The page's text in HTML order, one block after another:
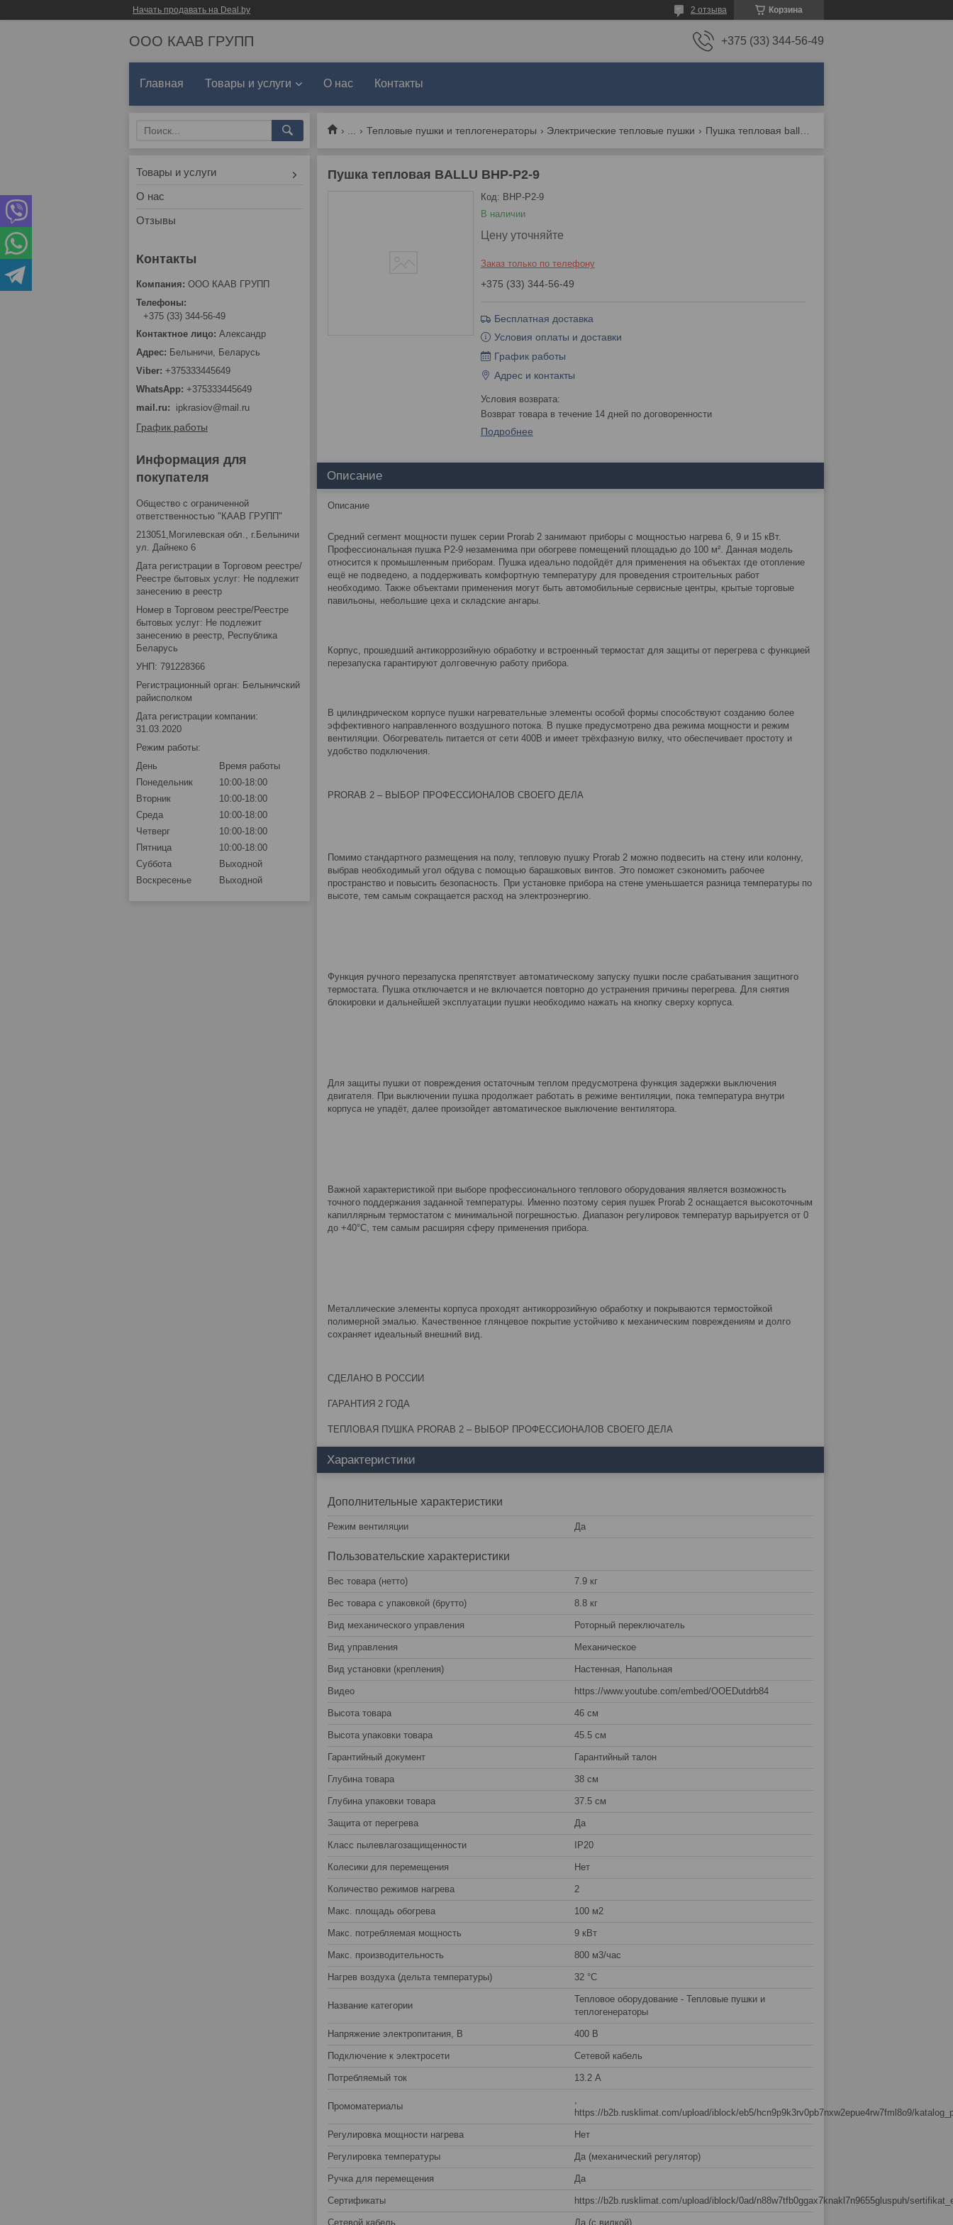
Начать продавать на Deal.by Корзина
2 отзыва
ООО КААВ ГРУПП +375 (33) 344-56-49
Главная Товары и услуги О нас Контакты
Тепловые пушки и теплогенераторы Электрические тепловые пушки
Пушка тепловая BALLU BHP-P2-9
В наличии
Код: BHP-P2-9
Цену уточняйте
Заказ только по телефону
+375 (33) 344-56-49
Бесплатная доставка
Условия оплаты и доставки
График работы
Адрес и контакты
возврат товара в течение 14 дней по договоренности
Подробнее
Описание
Описание
Средний сегмент мощности пушек серии Prorab 2 занимают приборы с мощностью нагрева 6, 9 и 15 кВт.
Профессиональная пушка P2-9 незаменима при обогреве помещений площадью до 100 м². Данная модель
относится к промышленным приборам. Пушка идеально подойдёт для применения на объектах где отопление
ещё не подведено, а поддерживать комфортную температуру для проведения строительных работ
необходимо. Также объектами применения могут быть автомобильные сервисные центры, крытые торговые
павильоны, небольшие цеха и складские ангары.
Корпус, прошедший антикоррозийную обработку и встроенный термостат для защиты от перегрева с функцией
перезапуска гарантируют долговечную работу прибора.
В цилиндрическом корпусе пушки нагревательные элементы особой формы способствуют созданию более
эффективного направленного воздушного потока. В пушке предусмотрено два режима мощности и режим
вентиляции. Обогреватель питается от сети 400В и имеет трёхфазную вилку, что обеспечивает простоту и
удобство подключения.
PRORAB 2 – ВЫБОР ПРОФЕССИОНАЛОВ СВОЕГО ДЕЛА
Помимо стандартного размещения на полу, тепловую пушку Prorab 2 можно подвесить на стену или колонну,
выбрав необходимый угол обдува с помощью барашковых винтов. Это поможет сэкономить рабочее
пространство и повысить безопасность. При установке прибора на стене уменьшается разница температуры по
высоте, тем самым сокращается расход на электроэнергию.
Функция ручного перезапуска препятствует автоматическому запуску пушки после срабатывания защитного
термостата. Пушка отключается и не включается повторно до устранения причины перегрева. Для снятия
блокировки и дальнейшей эксплуатации пушки необходимо нажать на кнопку сверху корпуса.
Для защиты пушки от повреждения остаточным теплом предусмотрена функция задержки выключения
двигателя. При выключении пушка продолжает работать в режиме вентиляции, пока температура внутри
корпуса не упадёт, далее произойдет автоматическое выключение вентилятора.
Важной характеристикой при выборе профессионального теплового оборудования является возможность
точного поддержания заданной температуры. Именно поэтому серия пушек Prorab 2 оснащается высокоточным
капиллярным термостатом с минимальной погрешностью. Диапазон регулировок температур варьируется от 0
до +40°C, тем самым расширяя сферу применения прибора.
Металлические элементы корпуса проходят антикоррозийную обработку и покрываются термостойкой
полимерной эмалью. Качественное глянцевое покрытие устойчиво к механическим повреждениям и долго
сохраняет идеальный внешний вид.
СДЕЛАНО В РОССИИ
ГАРАНТИЯ 2 ГОДА
ТЕПЛОВАЯ ПУШКА PRORAB 2 – ВЫБОР ПРОФЕССИОНАЛОВ СВОЕГО ДЕЛА
Характеристики
Дополнительные характеристики
Режим вентиляции Да
Пользовательские характеристики
Вес товара (нетто) 7.9 кг
Вес товара с упаковкой (брутто) 8.8 кг
Вид механического управления Роторный переключатель
Вид управления Механическое
Вид установки (крепления) Настенная, Напольная
Видео https://www.youtube.com/embed/OOEDutdrb84
Высота товара 46 см
Высота упаковки товара 45.5 см
Гарантийный документ Гарантийный талон
Глубина товара 38 см
Глубина упаковки товара 37.5 см
Защита от перегрева Да
Класс пылевлагозащищенности IP20
Колесики для перемещения Нет
Количество режимов нагрева 2
Макс. площадь обогрева 100 м2
Макс. потребляемая мощность 9 кВт
Макс. производительность 800 м3/час
Нагрев воздуха (дельта температуры) 32 °С
Название категории
Тепловое оборудование - Тепловые пушки и
теплогенераторы
Напряжение электропитания, В 400 В
Подключение к электросети Сетевой кабель
Потребляемый ток 13.2 А
Промоматериалы
,
https://b2b.rusklimat.com/upload/iblock/eb5/hcn9p9k3rv0pb7nxw2epue4rw7fml8o9/
Регулировка мощности нагрева Нет
Регулировка температуры Да (механический регулятор)
Ручка для перемещения Да
Сертификаты https://b2b.rusklimat.com/upload/iblock/0ad/n88w7tfb0ggax7knakl7n9655gluspuh/
Сетевой кабель Да (с вилкой)
Товары и услуги
О нас
Отзывы
ООО КААВ ГРУПП
+375 (33) 344-56-49
Александр
Белыничи, Беларусь
+375333445649
+375333445649
mail.ru
ipkrasiov@mail.ru
График работы
Информация для
покупателя
Общество с ограниченной
ответственностью "КААВ ГРУПП"
213051,Могилевская обл., г.Белыничи
ул. Дайнеко 6
Дата регистрации в Торговом реестре/
Реестре бытовых услуг: Не подлежит
занесению в реестр
Номер в Торговом реестре/Реестре
бытовых услуг: Не подлежит
занесению в реестр, Республика
Беларусь
УНП: 791228366
Регистрационный орган: Белыничский
райисполком
Дата регистрации компании:
31.03.2020
Режим работы:
День
Время работы
Понедельник
10:00-18:00
Вторник
10:00-18:00
Среда
10:00-18:00
Четверг
10:00-18:00
Пятница
10:00-18:00
Суббота
Выходной
Воскресенье
Выходной